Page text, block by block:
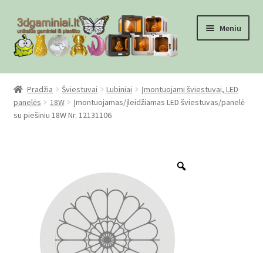
Pereiti
prie
meniu
Pereiti
prie
turinio
Meniu
Pradžia
Checkout
Mūsų partneriai
Pirkimo-pardavimo taisyklės
Pradžia Šviestuvai Lubiniai
Įmontuojami šviestuvai, LED
panelės
18W
Įmontuojamas/įleidžiamas LED šviestuvas/panelė
su piešiniu 18W Nr. 12131106